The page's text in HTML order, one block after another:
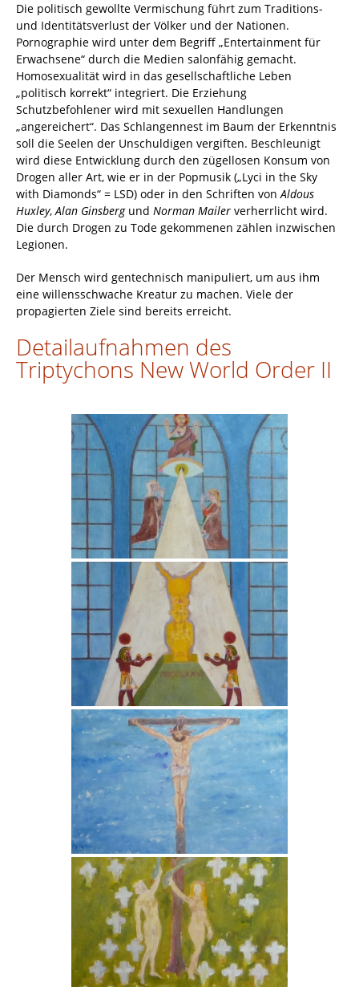
Die politisch gewollte Vermischung führt zum Traditions-
und Identitätsverlust der Völker und der Nationen.
Pornographie wird unter dem Begriff „Entertainment für
Erwachsene“ durch die Medien salonfähig gemacht.
Homosexualität wird in das gesellschaftliche Leben
„politisch korrekt“ integriert. Die Erziehung
Schutzbefohlener wird mit sexuellen Handlungen
„angereichert“. Das Schlangennest im Baum der Erkenntnis
soll die Seelen der Unschuldigen vergiften. Beschleunigt
wird diese Entwicklung durch den zügellosen Konsum von
Drogen aller Art, wie er in der Popmusik („Lyci in the Sky
with Diamonds“ = LSD) oder in den Schriften vonAldous
Huxley,Alan Ginsbergund Norman Mailer verherrlicht wird.
Die durch Drogen zu Tode gekommenen zählen inzwischen
Legionen.
Der Mensch wird gentechnisch manipuliert, um aus ihm
eine willensschwache Kreatur zu machen. Viele der
propagierten Ziele sind bereits erreicht.
Detailaufnahmen des
Triptychons New World Order II